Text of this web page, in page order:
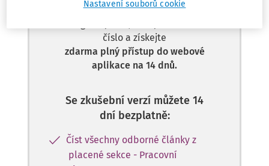
Nemáte předplatné? Nevadí!
číslo a získejte
zdarma plný přístup do webové
aplikace na 14 dnů.
Se zkušební verzí můžete 14
dní bezplatně:
Číst všechny odborné články z
placené sekce - Pracovní
Nastavení souborů cookie